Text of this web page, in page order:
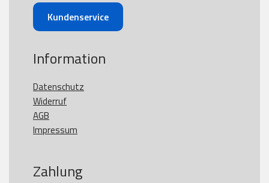
Kundenservice
Information
Datenschutz
Widerruf
AGB
Impressum
Zahlung